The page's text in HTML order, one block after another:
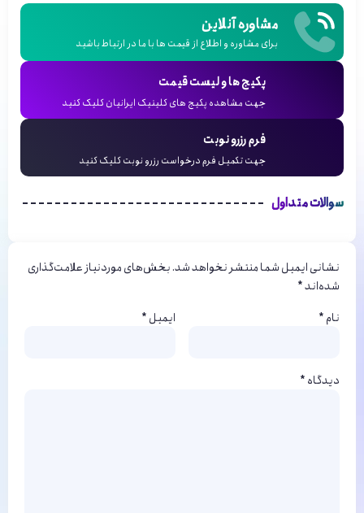
مشاوره آنلاین
برای مشاوره و اطلاع از قیمت ها با ما در ارتباط باشید
پکیج ها و لیست قیمت
جهت مشاهده پکیج های کلینیک ایرانیان کلیک کنید
فرم رزرو نوبت
جهت تکمیل فرم درخواست رزرو نوبت کلیک کنید
سوالات متداول
نشانی ایمیل شما منتشر نخواهد شد.بخش‌های موردنیاز علامت‌گذاری
شده‌اند*
دیدگاه*
نام* ایمیل*